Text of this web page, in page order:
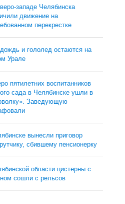
западе Челябинска
движение на
перекрестке
и гололед остаются на
Урале
пятилетних воспитанников
сада в Челябинске ушли в
Заведующую
вынесли приговор
сбившему пенсионерку
области цистерны с
сошли с рельсов